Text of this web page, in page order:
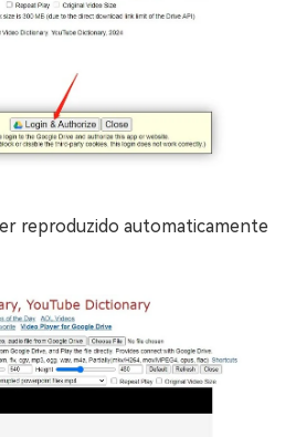
reproduzido automaticamente